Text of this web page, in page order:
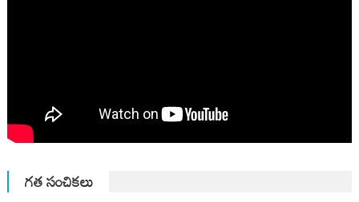
గత సంచికలు